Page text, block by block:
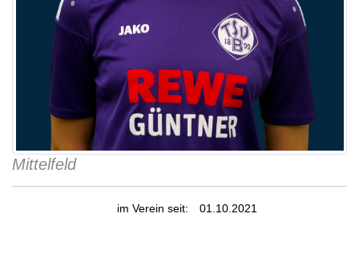
Mittelfeld
im Verein seit: 01.10.2021